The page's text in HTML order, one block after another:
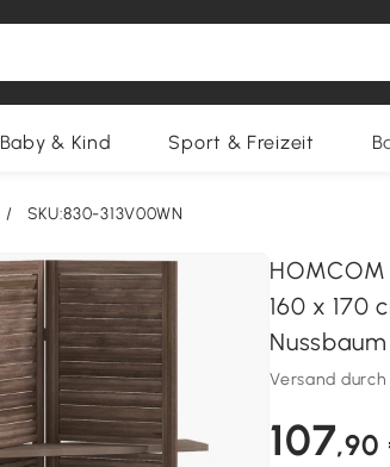
Baby & Kind Sport & Freizeit
/ SKU:830-313V00WN
160 x 170
Nussbaum
Versand
107,90